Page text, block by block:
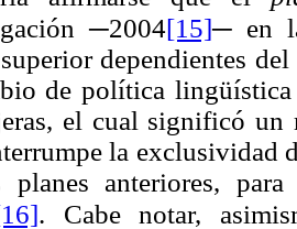
─2004[15]─ en
dependientes
de política lingüística
el cual significó un
la exclusividad
planes anteriores,
. Cabe notar,